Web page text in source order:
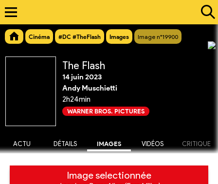
Cinéma #DC #TheFlash Images Image n°19900
The Flash
14 juin 2023
Andy Muschietti
2h24min
WARNER BROS. PICTURES
ACTU DÉTAILS IMAGES VIDÉOS CRITIQUE
Image selectionnée